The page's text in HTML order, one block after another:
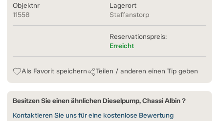
Objektnr
11558
Lagerort
Staffanstorp
Reservationspreis:
Erreicht
Als Favorit speichern Teilen / anderen einen Tip geben
Besitzen Sie einen ähnlichen Dieselpump, Chassi Albin ?
Kontaktieren Sie uns für eine kostenlose Bewertung